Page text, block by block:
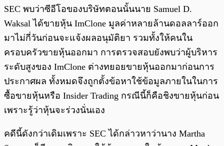
SEC พบว่าซีอีโอของบริษัทตอนนั้นนาย Samuel D.
Waksal ได้ขายหุ้น ImClone มูลค่าหลายล้านดอลลาร์ออก
มาไม่กี่วันก่อนจะแจ้งผลอนุมัติยา รวมทั้งให้คนใน
ครอบครัวขายหุ้นออกมา การตรวจสอบยังพบว่าผู้บริหาร
ระดับสูงของ ImClone ต่างทยอยขายหุ้นออกมาก่อนการ
ประกาศผล ทั้งหมดจึงถูกตั้งข้อหาใช้ข้อมูลภายในในการ
ซื้อขายหุ้นหรือ Insider Trading กรณีนี้ก็คือชิงขายหุ้นก่อน
เพราะรู้ว่าหุ้นจะร่วงนั่นเอง
คดีนี้ดังกว่าเดิมเพราะ SEC ได้กล่าวหาว่านาง Martha